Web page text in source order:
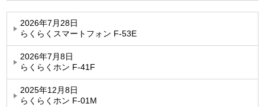
2026年7月28日
らくらくスマートフォン F-53E
2026年7月8日
らくらくホン F-41F
2025年12月8日
らくらくホン F-01M